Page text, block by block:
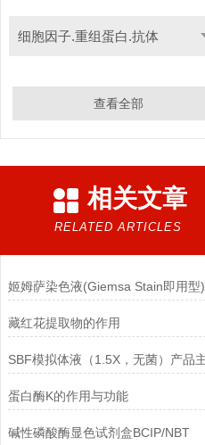
细胞因子.重组蛋白.抗体
查看全部
相关文章
RELATED ARTICLES
藏红花提取物的作用
蛋白酶K的作用与功能
碱性磷酸酶显色试剂盒BCIP/NBT